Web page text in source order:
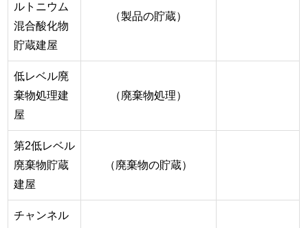
ルトニウム
混合酸化物
貯蔵建屋
（製品の貯蔵）
低レベル廃
棄物処理建
屋
（廃棄物処理）
第2低レベル
廃棄物貯蔵
建屋
（廃棄物の貯蔵）
チャンネル